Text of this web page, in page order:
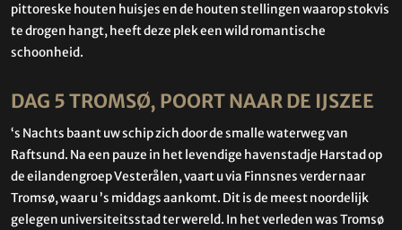
pittoreske houten huisjes en de houten stellingen waarop stokvis
te drogen hangt, heeft deze plek een wild romantische
schoonheid.
DAG 5 TROMSØ, POORT NAAR DE IJSZEE
‘s Nachts baant uw schip zich door de smalle waterweg van
Raftsund. Na een pauze in het levendige havenstadje Harstad op
de eilandengroep Vesterålen, vaart u via Finnsnes verder naar
Tromsø, waar u ’s middags aankomt. Dit is de meest noordelijk
gelegen universiteitsstad ter wereld. In het verleden was Tromsø